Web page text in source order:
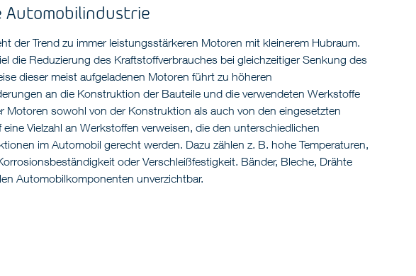
der Trend zu immer leistungsstärkeren Motoren mit kleinerem Hubraum.
die Reduzierung des Kraftstoffverbrauches bei gleichzeitiger Senkung des
dieser meist aufgeladenen Motoren führt zu höheren
an die Konstruktion der Bauteile und die verwendeten Werkstoffe
Motoren sowohl von der Konstruktion als auch von den eingesetzten
Vielzahl an Werkstoffen verweisen, die den unterschiedlichen
im Automobil gerecht werden. Dazu zählen z. B. hohe Temperaturen,
oder Verschleißfestigkeit. Bänder, Bleche, Drähte
Automobilkomponenten unverzichtbar.